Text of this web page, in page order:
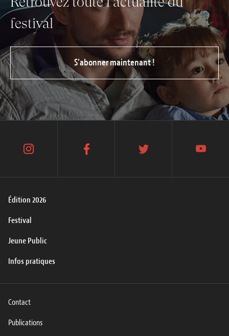
festival
S’abonner maintenant !
Édition 2026
Festival
Jeune Public
Infos pratiques
instagram facebook twitter youtube
Contact
Publications